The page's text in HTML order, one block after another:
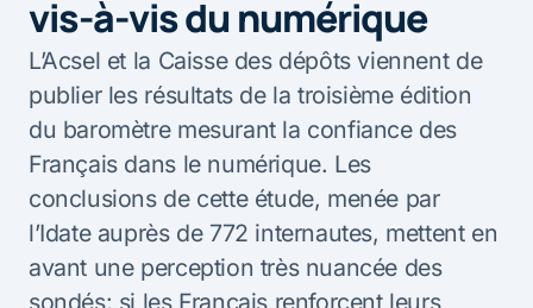
vis-à-vis du numérique
L’Acsel et la Caisse des dépôts viennent de
publier les résultats de la troisième édition
du baromètre mesurant la confiance des
Français dans le numérique. Les
conclusions de cette étude, menée par
l’Idate auprès de 772 internautes, mettent en
avant une perception très nuancée des